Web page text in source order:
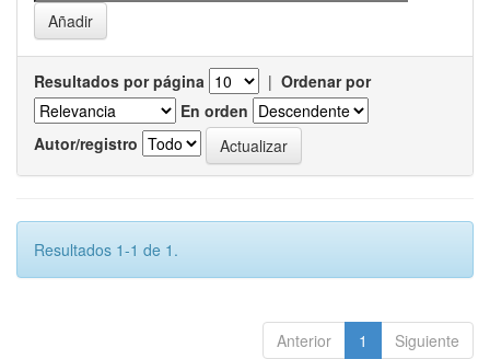
Resultados por página | Ordenar por
En orden
Autor/registro
Resultados 1-1 de 1.
Anterior 1 Siguiente